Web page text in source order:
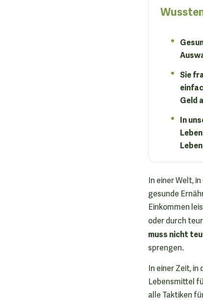
Sie
Geld
In
In einer Welt,
gesunde
Einkommen
oder durch
muss nicht
sprengen.
In einer Zeit,
Lebensmittel
alle Taktiken